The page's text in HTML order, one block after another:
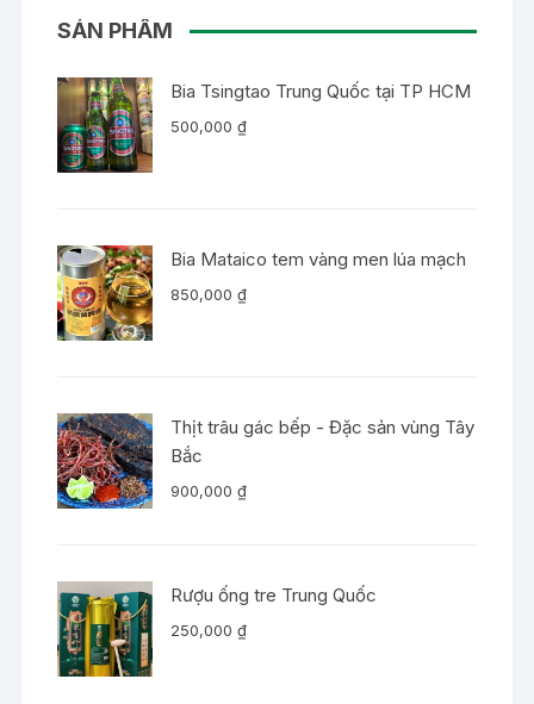
SẢN PHẨM
Bia Tsingtao Trung Quốc tại TP HCM
500,000₫
Bia Mataico tem vàng men lúa mạch
850,000₫
Thịt trâu gác bếp - Đặc sản vùng Tây
Bắc
900,000₫
Rượu ống tre Trung Quốc
250,000₫